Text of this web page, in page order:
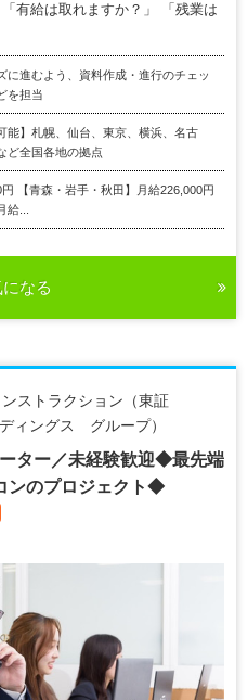
有給は取れますか？」 「残業は
に進むよう、資料作成・進行のチェッ
を担当
能】札幌、仙台、東京、横浜、名古
ど全国各地の拠点
円 【青森・岩手・秋田】月給226,000円
給...
なる
ストラクション（東証
ィングス グループ）
ター／未経験歓迎◆最先端
ンのプロジェクト◆